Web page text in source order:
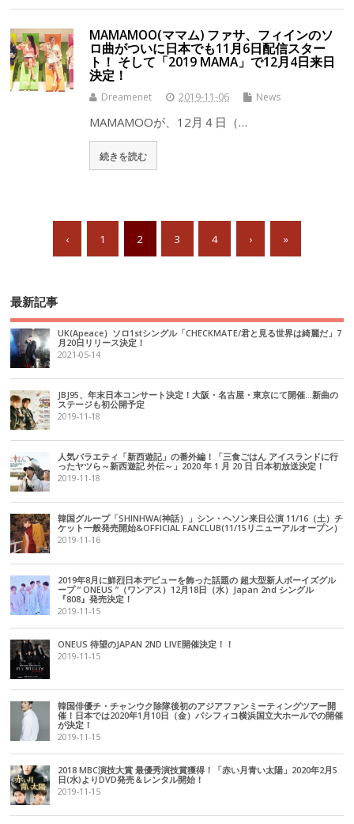
MAMAMOO(ママム) ファサ、フィインのソ
ロ曲がついに日本でも11月6日配信スター
ト！ そして「2019 MAMA」で12月4日来日
決定！
Dreamenet 2019-11-06 News
MAMAMOOが、12月４日（…
続きを読む
‹ 1 2 3 4 › »
最新記事
UK(Apeace）ソロ1stシングル「CHECKMATE/君と見る世界は綺麗だ」7
月20日リリース決定！
2021-05-14
JBJ95、年末日本コンサート決定！大阪・名古屋・東京にて開催…新曲の
ステージも初公開予定
2019-11-18
人気バラエティ「新西遊記」の番外編！「三食ごはん アイスランドに行
ったヤツら～新西遊記 外伝～」2020 年 1 月 20 日 日本初放送決定！
2019-11-18
韓国グループ「SHINHWA(神話）」シン・ヘソン来日公演 11/16（土）チ
ケット一般発売開始&OFFICIAL FANCLUB(11/15リニューアルオープン）
2019-11-16
2019年8月に鮮烈日本デビューを飾った話題の 超大型新人ボーイズグル
ープ ” ONEUS ”（ワンアス）12月18日（水）Japan 2nd シングル
『808』発売決定！
2019-11-15
ONEUS 待望のJAPAN 2ND LIVE開催決定！！
2019-11-15
韓国俳優チ・チャンウク除隊後初のアジアファンミーティングツアー開
催！日本では2020年1月10日（金）パシフィコ横浜国立大ホールでの開催
が決定！
2019-11-15
2018 MBC演技大賞 最優秀演技賞獲得！「赤い月青い太陽」2020年2月5
日(水)よりDVD発売＆レンタル開始！
2019-11-15